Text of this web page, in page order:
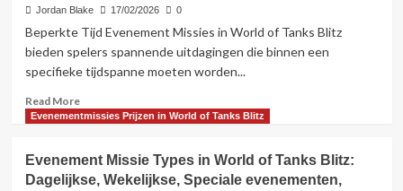
in
World
Tanks
Blitz:
Samenwerkingsdoelen,
Beloningen
Jordan Blake 17/02/2026 0
Beperkte Tijd Evenement Missies in World of Tanks Blitz
bieden spelers spannende uitdagingen die binnen een
specifieke tijdspanne moeten worden...
Read MoreRead
more
Tijd
Evenement
Evenementmissies Prijzen in World of Tanks Blitz
Evenement Missie Types in World of Tanks Blitz:
Dagelijkse, Wekelijkse, Speciale evenementen,